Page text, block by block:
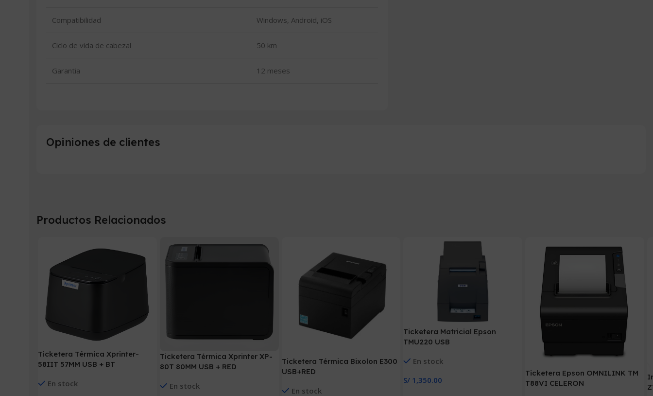
Compatibilidad Windows, Android, iOS
Ciclo de vida de cabezal 50 km
Garantia 12 meses
Opiniones de clientes
Productos Relacionados
Ticketera Térmica Xprinter-
58IIT 57MM USB + BT
En stock
Ticketera Térmica Xprinter XP-
80T 80MM USB + RED
En stock
Ticketera Térmica Bixolon E300
USB+RED
En stock
Ticketera Matricial Epson
TMU220 USB
En stock
S/ 1,350.00
Ticketera Epson OMNILINK TM
T88VI CELERON